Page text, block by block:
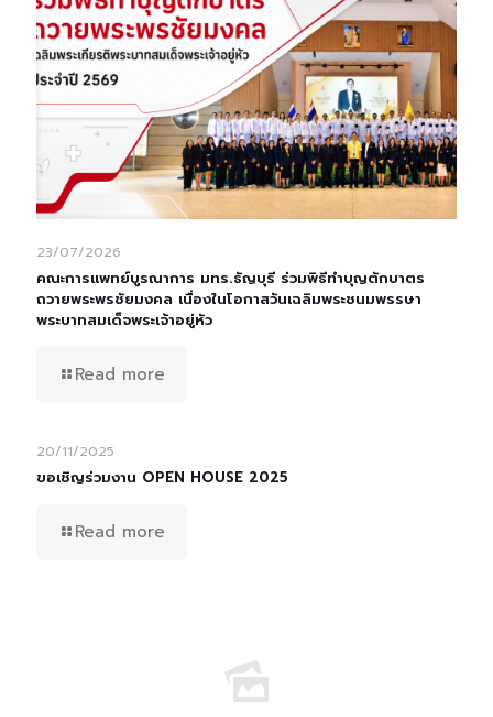
23/07/2026
คณะการแพทย์บูรณาการ มทร.ธัญบุรี ร่วมพิธีทำบุญตักบาตร
ถวายพระพรชัยมงคล เนื่องในโอกาสวันเฉลิมพระชนมพรรษา
พระบาทสมเด็จพระเจ้าอยู่หัว
Read more
20/11/2025
ขอเชิญร่วมงาน OPEN HOUSE 2025
Read more